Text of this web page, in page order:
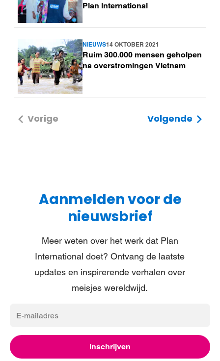
Plan International
NIEUWS14 OKTOBER 2021
Ruim 300.000 mensen geholpen
na overstromingen Vietnam
Lees
meer
Vorige Volgende
Aanmelden voor de
nieuwsbrief
Meer weten over het werk dat Plan
International doet? Ontvang de laatste
updates en inspirerende verhalen over
meisjes wereldwijd.
E-
Inschrijven